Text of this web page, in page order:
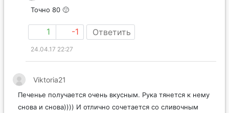
Mild в ответ
1 -1 Ответить
24.04.17 22:27
Печенье получается очень вкусным. Рука тянется к нему